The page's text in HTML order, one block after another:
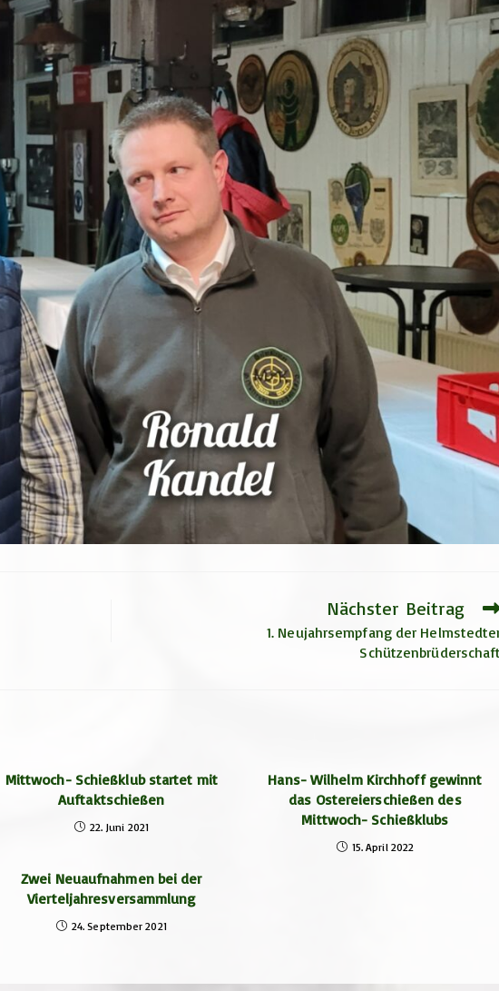
Nächster Beitrag
1. Neujahrsempfang der
Schützenbrüderschaft
Mittwoch- Schießklub startet mit
Auftaktschießen
22. Juni 2021
Hans- Wilhelm Kirchhoff gewinnt
das Ostereierschießen des
Mittwoch- Schießklubs
15. April 2022
Zwei Neuaufnahmen bei der
Vierteljahresversammlung
24. September 2021